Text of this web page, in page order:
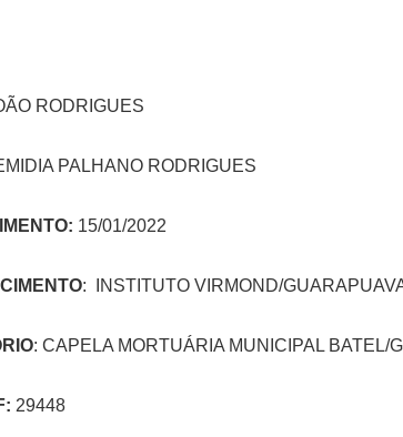
RODRIGUES
PALHANO RODRIGUES
15/01/2022
: INSTITUTO VIRMOND/
: CAPELA MORTUÁRIA MUNICIPAL BATEL/
29448